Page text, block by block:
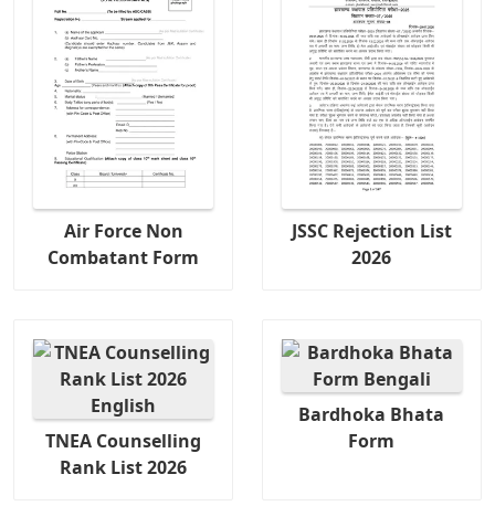
Air Force Non
Combatant Form
JSSC Rejection List
2026
TNEA Counselling
Rank List 2026
Bardhoka Bhata
Form